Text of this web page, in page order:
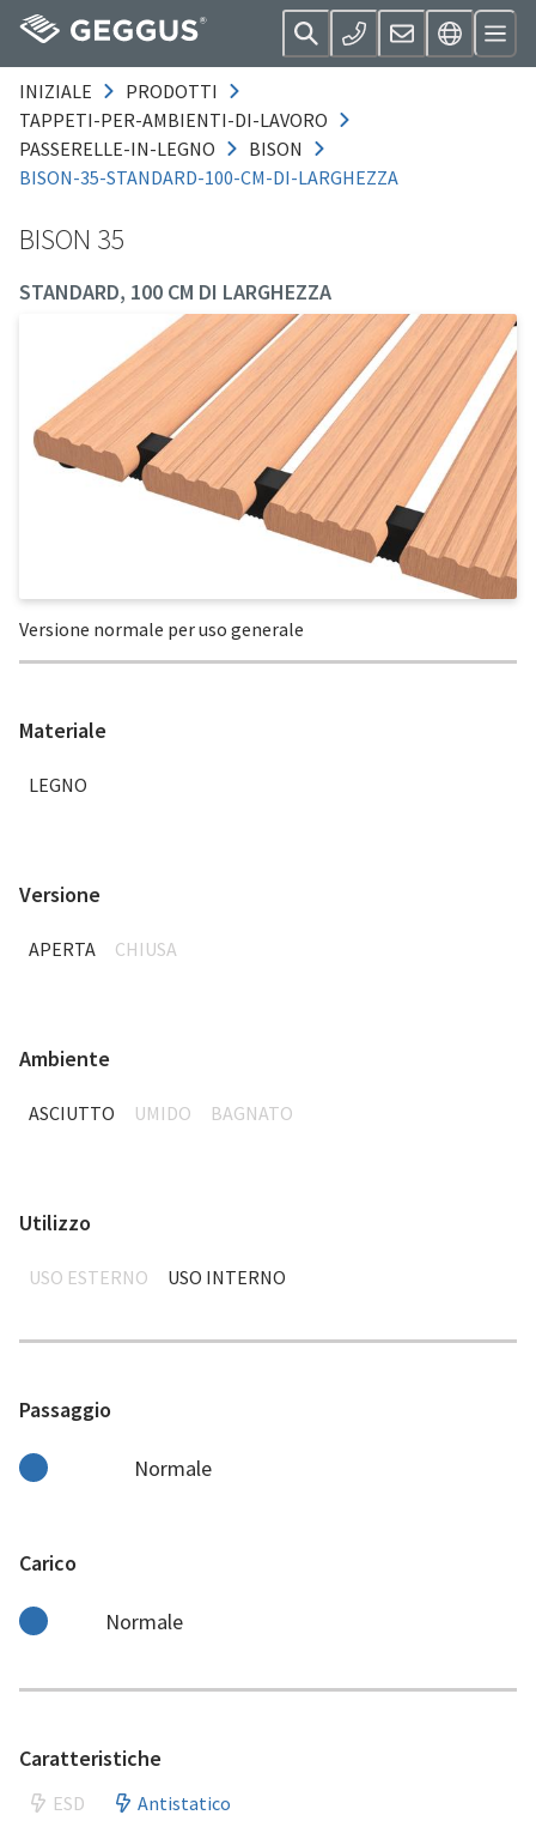
INIZIALE
PRODOTTI
TAPPETI-PER-AMBIENTI-DI-LAVORO
PASSERELLE-IN-LEGNO
BISON
BISON-35-STANDARD-100-CM-DI-LARGHEZZA
BISON 35
STANDARD, 100 CM DI LARGHEZZA
Versione normale per uso generale
Materiale
LEGNO
Versione
APERTA CHIUSA
Ambiente
ASCIUTTO UMIDO BAGNATO
Utilizzo
USO ESTERNO USO INTERNO
Passaggio
Normale
Carico
Normale
Caratteristiche
ESD Antistatico